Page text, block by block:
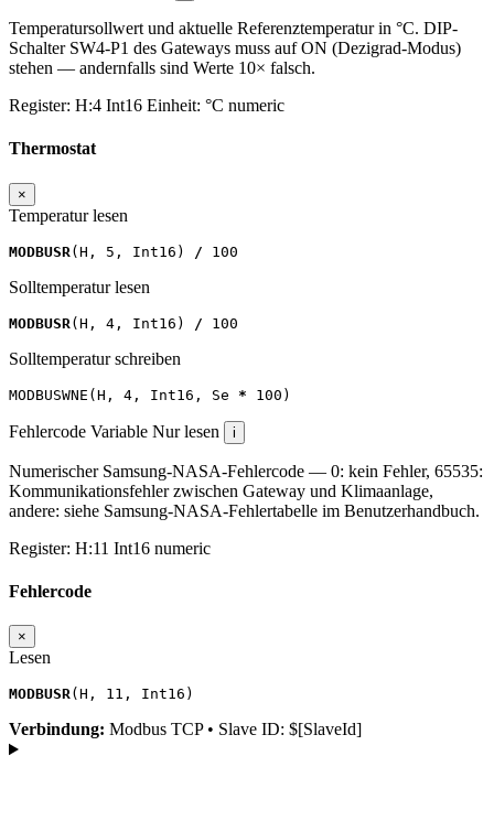
Temperatursollwert und aktuelle Referenztemperatur in °C. DIP-
Schalter SW4-P1 des Gateways muss auf ON (Dezigrad-Modus)
stehen — andernfalls sind Werte 10× falsch.
Register: H:4 Int16 Einheit: °C numeric
Thermostat
×
Temperatur lesen
MODBUSR ( H , 5 , Int16 ) / 100
Solltemperatur lesen
MODBUSR ( H , 4 , Int16 ) / 100
Solltemperatur schreiben
MODBUSWNE ( H , 4 , Int16 , Se * 100 )
Fehlercode Variable Nur lesen i
Numerischer Samsung-NASA-Fehlercode — 0: kein Fehler, 65535:
Kommunikationsfehler zwischen Gateway und Klimaanlage,
andere: siehe Samsung-NASA-Fehlertabelle im Benutzerhandbuch.
Register: H:11 Int16 numeric
Fehlercode
×
Lesen
MODBUSR( H , 11 , Int16 )
Verbindung: Modbus TCP • Slave ID: $[SlaveId]